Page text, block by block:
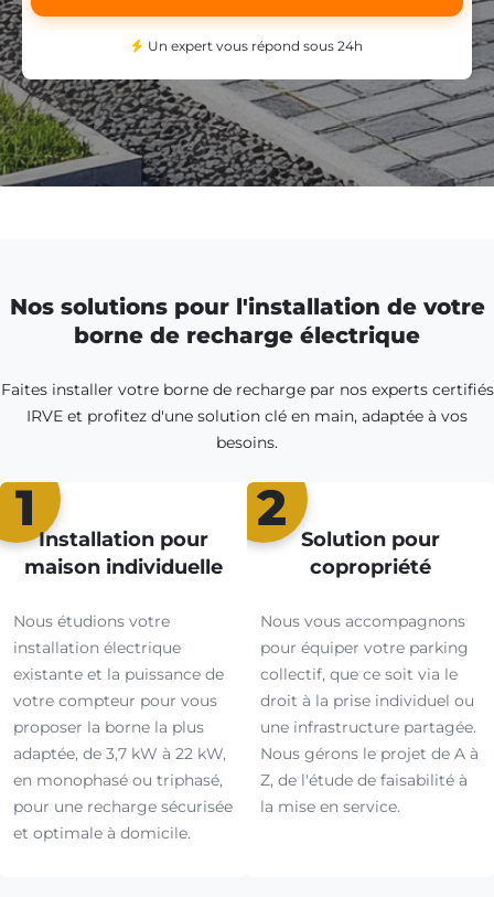
Un expert vous répond sous 24h
Nos solutions pour l'installation de votre
borne de recharge électrique
Faites installer votre borne de recharge par nos experts certifiés
IRVE et profitez d'une solution clé en main, adaptée à vos
besoins.
1
Installation pour
maison individuelle
Nous étudions votre
installation électrique
existante et la puissance de
votre compteur pour vous
proposer la borne la plus
adaptée, de 3,7 kW à 22 kW,
en monophasé ou triphasé,
pour une recharge sécurisée
et optimale à domicile.
2
Solution pour
copropriété
Nous vous accompagnons
pour équiper votre parking
collectif, que ce soit via le
droit à la prise individuel ou
une infrastructure partagée.
Nous gérons le projet de A à
Z, de l'étude de faisabilité à
la mise en service.